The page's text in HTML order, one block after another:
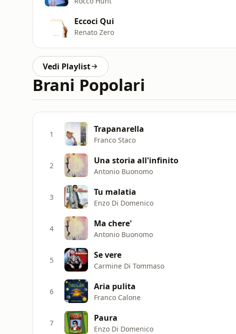
Eccoci Qui
Renato Zero
Vedi Playlist
Brani Popolari
1 Trapanarella
Franco Staco
2 Una storia all'infinito
Antonio Buonomo
3 Tu malatia
Enzo Di Domenico
4 Ma chere'
Antonio Buonomo
5 Se vere
Carmine Di Tommaso
6 Aria pulita
Franco Calone
7 Paura
Enzo Di Domenico